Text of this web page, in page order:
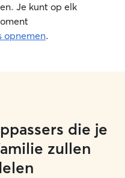
Je kunt op elk
opnemen.
die je
zullen